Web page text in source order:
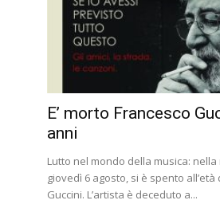
E’ morto Francesco
anni
Lutto nel mondo della musica:
giovedì 6 agosto, si è spento all’età
Guccini. L’artista è deceduto a...